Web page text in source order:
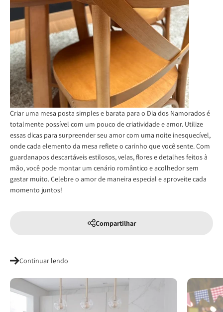
Criar uma mesa posta simples e barata para o Dia dos Namorados é
totalmente possível com um pouco de criatividade e amor. Utilize
essas dicas para surpreender seu amor com uma noite inesquecível,
onde cada elemento da mesa reflete o carinho que você sente. Com
guardanapos descartáveis estilosos, velas, flores e detalhes feitos à
mão, você pode montar um cenário romântico e acolhedor sem
gastar muito. Celebre o amor de maneira especial e aproveite cada
momento juntos!
Compartilhar
Continuar lendo